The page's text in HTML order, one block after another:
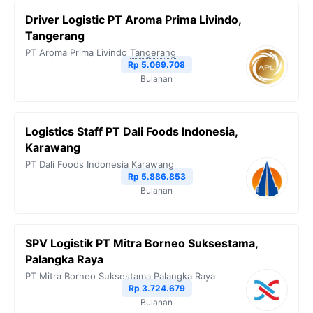
Driver Logistic PT Aroma Prima Livindo,
Tangerang
PT Aroma Prima Livindo Tangerang
Rp 5.069.708
Bulanan
Logistics Staff PT Dali Foods Indonesia,
Karawang
PT Dali Foods Indonesia Karawang
Rp 5.886.853
Bulanan
SPV Logistik PT Mitra Borneo Suksestama,
Palangka Raya
PT Mitra Borneo Suksestama Palangka Raya
Rp 3.724.679
Bulanan